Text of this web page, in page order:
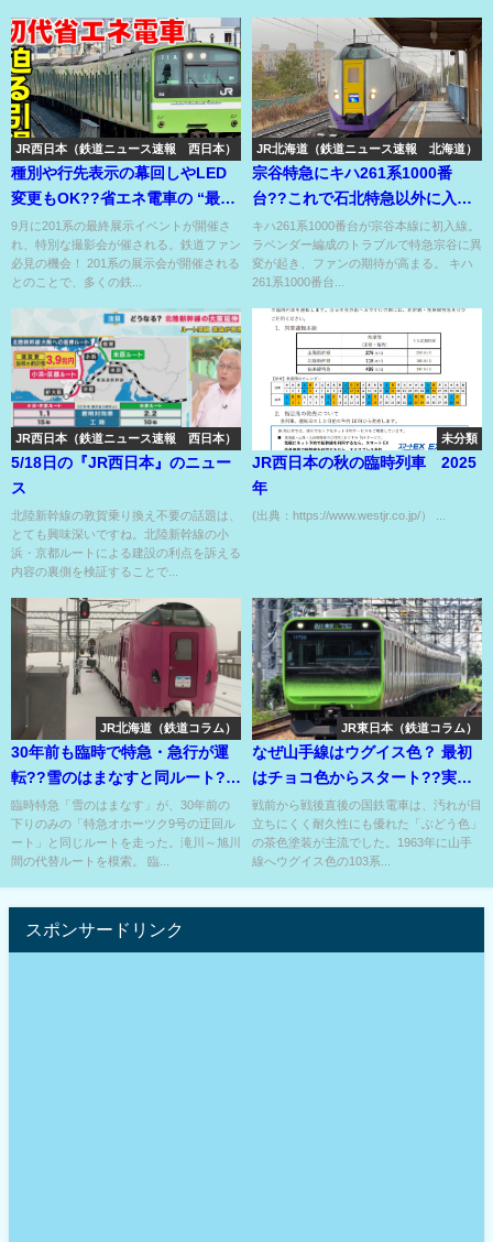
JR西日本（鉄道ニュース速報 西日本）
種別や行先表示の幕回しやLED
変更もOK??省エネ電車の “最終
展示”のイベント♪
9月に201系の最終展示イベントが開催さ
れ、特別な撮影会が催される。鉄道ファン
必見の機会！ 201系の展示会が開催される
とのことで、多くの鉄...
JR北海道（鉄道ニュース速報 北海道）
宗谷特急にキハ261系1000番
台??これで石北特急以外に入
線！北海道形式統一が近いの
か？
キハ261系1000番台が宗谷本線に初入線。
ラベンダー編成のトラブルで特急宗谷に異
変が起き、ファンの期待が高まる。 キハ
261系1000番台...
JR西日本（鉄道ニュース速報 西日本）
5/18日の『JR西日本』のニュー
ス
北陸新幹線の敦賀乗り換え不要の話題は、
とても興味深いですね。北陸新幹線の小
浜・京都ルートによる建設の利点を訴える
内容の裏側を検証することで...
未分類
JR西日本の秋の臨時列車 2025
年
(出典：https://www.westjr.co.jp/） ...
JR北海道（鉄道コラム）
30年前も臨時で特急・急行が運
転??雪のはまなすと同ルート??
しかも片道のみ??
臨時特急「雪のはまなす」が、30年前の
下りのみの「特急オホーツク9号の迂回ル
ート」と同じルートを走った。滝川～旭川
間の代替ルートを模索。 臨...
JR東日本（鉄道コラム）
なぜ山手線はウグイス色？ 最初
はチョコ色からスタート??実は
『誤乗防止』の逆??
戦前から戦後直後の国鉄電車は、汚れが目
立ちにくく耐久性にも優れた「ぶどう色」
の茶色塗装が主流でした。1963年に山手
線へウグイス色の103系...
スポンサードリンク